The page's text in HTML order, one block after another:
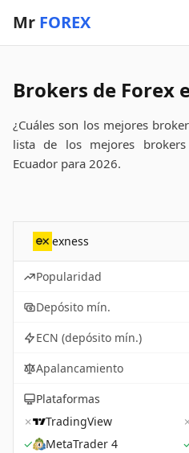
Mr FOREX
Brokers de Forex
¿Cuáles son los mejores
lista de los mejores
Ecuador para 2026.
exness
Popularidad
Depósito mín.
ECN (depósito mín.)
Apalancamiento
Plataformas
✗
TradingView
✓
MetaTrader 4